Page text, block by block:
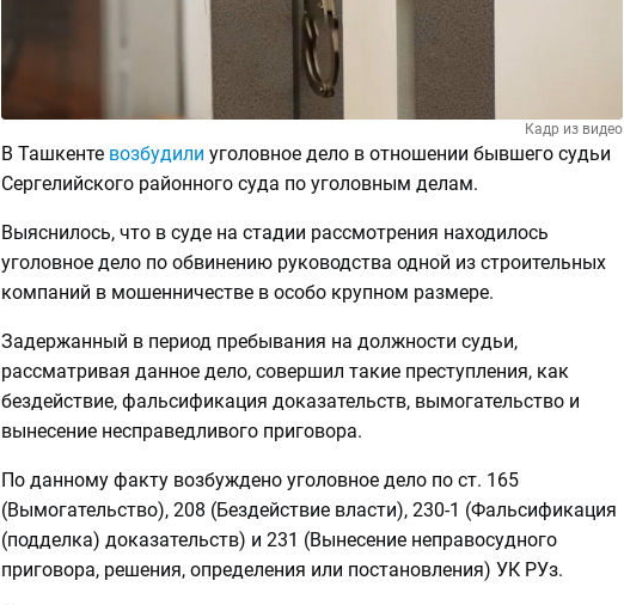
Кадр из видео
В Ташкенте возбудили уголовное дело в отношении бывшего судьи
Сергелийского районного суда по уголовным делам.
Выяснилось, что в суде на стадии рассмотрения находилось
уголовное дело по обвинению руководства одной из строительных
компаний в мошенничестве в особо крупном размере.
Задержанный в период пребывания на должности судьи,
рассматривая данное дело, совершил такие преступления, как
бездействие, фальсификация доказательств, вымогательство и
вынесение несправедливого приговора.
По данному факту возбуждено уголовное дело по ст. 165
(Вымогательство), 208 (Бездействие власти), 230-1 (Фальсификация
(подделка) доказательств) и 231 (Вынесение неправосудного
приговора, решения, определения или постановления) УК РУз.